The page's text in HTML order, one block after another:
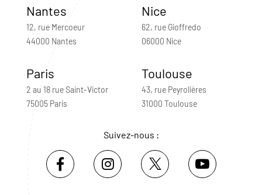
Nantes
12, rue Mercoeur
44000 Nantes
Nice
62, rue Gioffredo
06000 Nice
Paris
2 au 18 rue Saint-Victor
75005 Paris
Toulouse
43, rue Peyrolières
31000 Toulouse
Suivez-nous :